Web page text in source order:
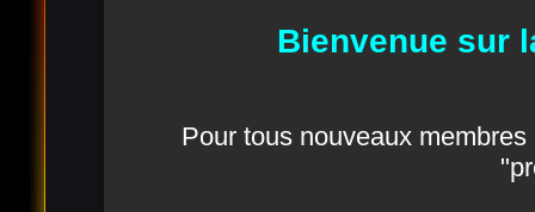
Bienvenue sur
Pour tous nouveaux